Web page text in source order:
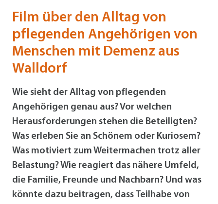
Film über den Alltag von
pflegenden Angehörigen von
Menschen mit Demenz aus
Walldorf
Wie sieht der Alltag von pflegenden
Angehörigen genau aus? Vor welchen
Herausforderungen stehen die Beteiligten?
Was erleben Sie an Schönem oder Kuriosem?
Was motiviert zum Weitermachen trotz aller
Belastung? Wie reagiert das nähere Umfeld,
die Familie, Freunde und Nachbarn? Und was
könnte dazu beitragen, dass Teilhabe von